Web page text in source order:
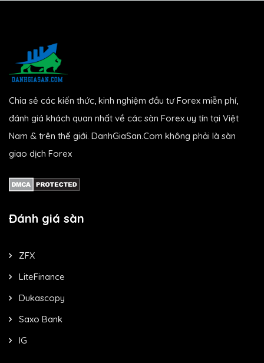
Chia sẻ các kiến thức, kinh nghiệm đầu tư Forex miễn phí,
đánh giá khách quan nhất về các sàn Forex uy tín tại Việt
Nam & trên thế giới. DanhGiaSan.Com không phải là sàn
giao dịch Forex
Đánh giá sàn
ZFX
LiteFinance
Dukascopy
Saxo Bank
IG